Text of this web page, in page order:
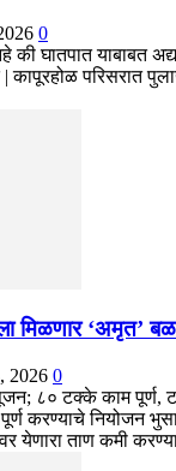
0
घातपात याबाबत
कापूरहोळ परिसरात
मिळणार ‘अमृत’
2026 0
८० टक्के काम पूर्ण,
पूर्ण करण्याचे नियोजन
येणारा ताण कमी